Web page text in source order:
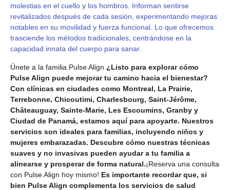
molestias en el cuello y los hombros. Informan sentirse
revitalizados después de cada sesión, experimentando mejoras
notables en su movilidad y fuerza funcional. Lo que ofrecemos
trasciende los métodos tradicionales, centrándose en la
capacidad innata del cuerpo para sanar.
Únete a la familia Pulse Align ¿Listo para explorar cómo
Pulse Align puede mejorar tu camino hacia el bienestar?
Con clínicas en ciudades como Montreal, La Prairie,
Terrebonne, Chicoutimi, Charlesbourg, Saint-Jérôme,
Châteauguay, Sainte-Marie, Les Escoumins, Granby y
Ciudad de Panamá, estamos aquí para apoyarte. Nuestros
servicios son ideales para familias, incluyendo niños y
mujeres embarazadas. Descubre cómo nuestras técnicas
suaves y no invasivas pueden ayudar a tu familia a
alinearse y prosperar de forma natural.¡Reserva una consulta
con Pulse Align hoy mismo! Es importante recordar que, si
bien Pulse Align complementa los servicios de salud